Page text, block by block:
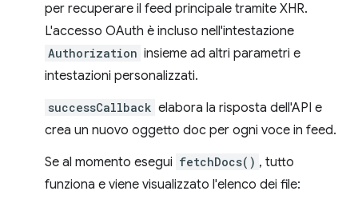
per recuperare il feed principale tramite XHR.
L'accesso OAuth è incluso nell'intestazione
Authorization insieme ad altri parametri e
intestazioni personalizzati.
successCallback elabora la risposta dell'API e
crea un nuovo oggetto doc per ogni voce in feed.
Se al momento esegui fetchDocs() , tutto
funziona e viene visualizzato l'elenco dei file: